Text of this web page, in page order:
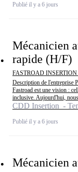
Publié il y a 6 jours
Mécanicien
rapide (H/F)
FASTROAD
Description de l'entreprise
Fastroad est une vision :
inclusive. Aujourd'hui,
CDD Insertion -
Publié il y a 6 jours
Mécanicien